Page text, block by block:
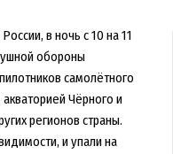
в ночь с 10 на 11
обороны
самолётного
Чёрного и
регионов страны.
и упали на